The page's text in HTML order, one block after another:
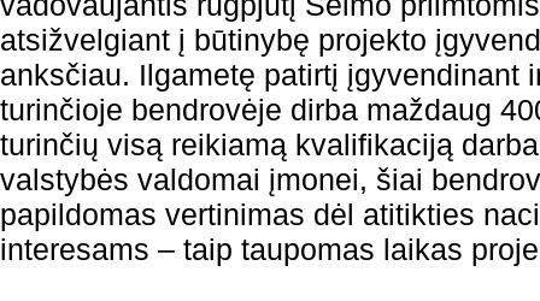
atsižvelgiant į būtinybę projekto
anksčiau. Ilgametę patirtį įgyvendinant
turinčioje bendrovėje dirba maždaug
turinčių visą reikiamą kvalifikaciją
valstybės valdomai įmonei, šiai
papildomas vertinimas dėl atitikties
interesams – taip taupomas laikas